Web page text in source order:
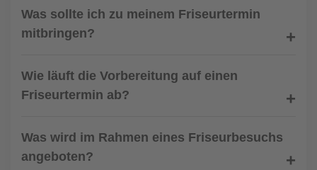
Was sollte ich zu meinem Friseurtermin
mitbringen?
Wie läuft die Vorbereitung auf einen
Friseurtermin ab?
Was wird im Rahmen eines Friseurbesuchs
angeboten?